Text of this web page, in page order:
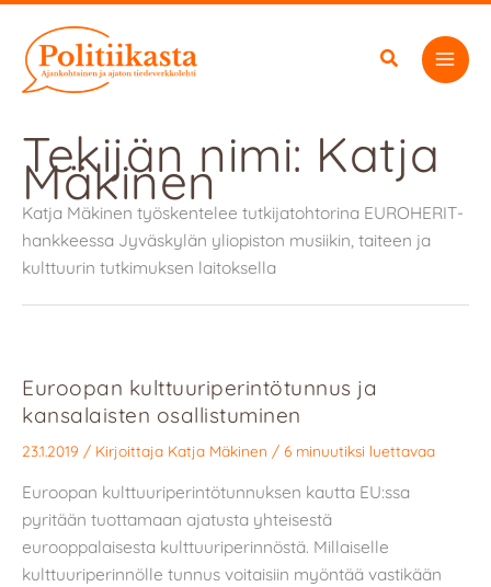
sisältöön
Tekijän nimi: Katja
Mäkinen
Katja Mäkinen työskentelee tutkijatohtorina EUROHERIT-
hankkeessa Jyväskylän yliopiston musiikin, taiteen ja
kulttuurin tutkimuksen laitoksella
Euroopan kulttuuriperintötunnus ja
kansalaisten osallistuminen
23.1.2019 / Kirjoittaja Katja Mäkinen / 6 minuutiksi luettavaa
Euroopan kulttuuriperintötunnuksen kautta EU:ssa
pyritään tuottamaan ajatusta yhteisestä
eurooppalaisesta kulttuuriperinnöstä. Millaiselle
kulttuuriperinnölle tunnus voitaisiin myöntää vastikään